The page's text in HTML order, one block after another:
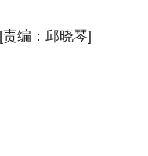
[责编：邱晓琴]